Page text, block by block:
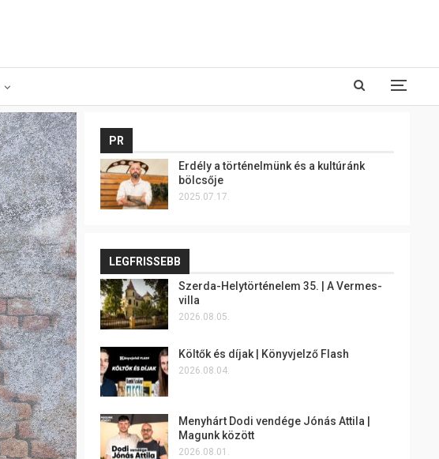
PR
Erdély a történelmünk és a kultúránk
bölcsője
2025.07.17.
LEGFRISSEBB
Szerda-Helytörténelem 35. | A Vermes-
villa
2026.08.05.
Költők és díjak | Könyvjelző Flash
2026.08.04.
Menyhárt Dodi vendége Jónás Attila |
Magunk között
2026.08.01.